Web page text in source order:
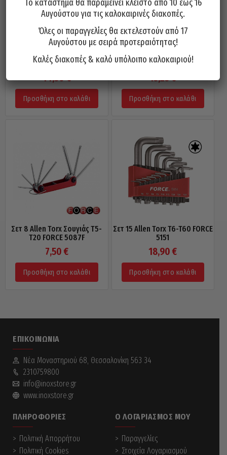
Σετ 9 Κλειδιά Allen Torx Μακριά
T10-T50 FORCE 5098L
14,50€
Προσθήκη στο καλάθι
Σετ 9 Κλειδιά Allen Torx Πολύ
Μακριά T10-T50 FORCE 5098XL
15,25€
Προσθήκη στο καλάθι
Σετ 8 Allen Torx Σουγιάς T5-
T20 FORCE 5087F
7,50 €
Προσθήκη στο καλάθι
Σετ 15 Allen Torx T6-T60 FORCE
5151
18,90€
Προσθήκη στο καλάθι
ΕΠΙΚΟΙΝΩΝΊΑ
Νέα Mοναστηριού 68, Θεσσαλονίκη 563 34
2310759800
info@inoxstore.gr
www.inoxstore.gr
ΠΛΗΡΟΦΟΡΊΕΣ
Πολιτική Απορρήτου
Πολιτική Cookies
Ο ΛΟΓΑΡΙΑΣΜΌΣ ΜΟΥ
Παραγγελίες
Στοιχεία Λογαριασμού
Το κατάστημα θα παραμείνει κλειστό από 10 έως 16
Αυγούστου για τις καλοκαιρινές διακοπές.
Όλες οι παραγγελίες θα εκτελεστούν από 17
Αυγούστου με σειρά προτεραιότητας!
Καλές διακοπές & καλό υπόλοιπο καλοκαιριού!